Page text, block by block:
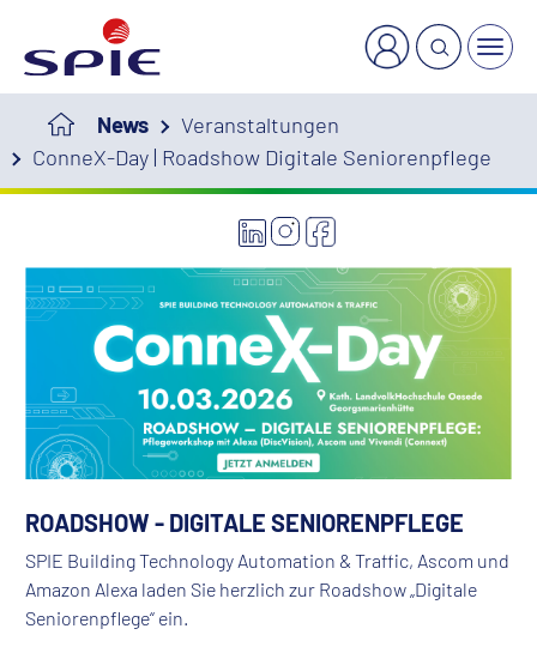
News
Veranstaltungen
ConneX-Day | Roadshow Digitale Seniorenpflege
ROADSHOW - DIGITALE SENIORENPFLEGE
SPIE Building Technology Automation & Traffic, Ascom und
Amazon Alexa laden Sie herzlich zur Roadshow „Digitale
Seniorenpflege“ ein.